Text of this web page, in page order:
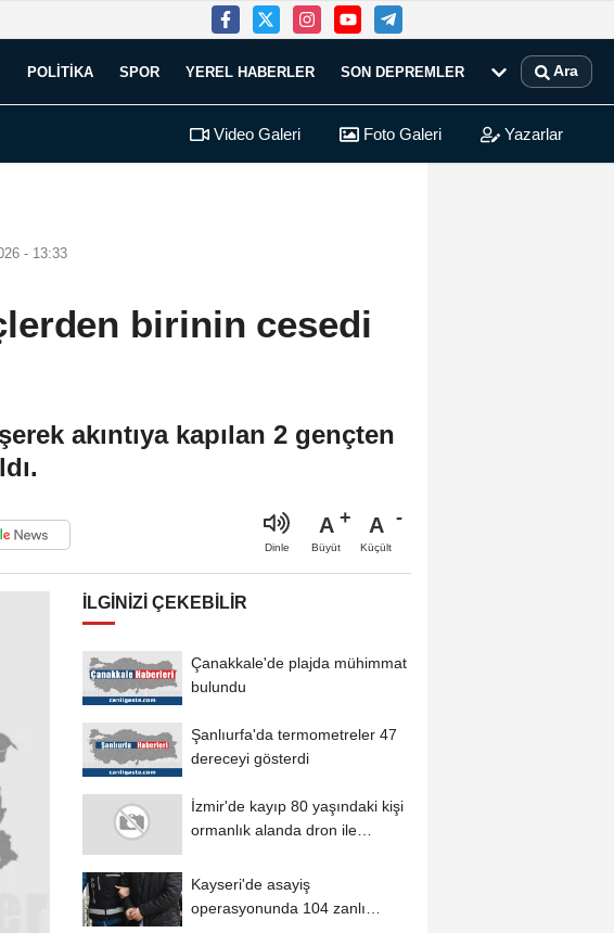
POLITIKA SPOR YEREL HABERLER SON DEPREMLER Ara
Video Galeri Foto Galeri Yazarlar
- 13:33
birinin cesedi
akıntıya kapılan 2 gençten
Dinle
A
Büyüt
A
Küçült
İLGINIZI ÇEKEBILIR
Çanakkale'de plajda mühimmat
bulundu
Şanlıurfa'da termometreler 47
dereceyi gösterdi
İzmir'de kayıp 80 yaşındaki kişi
ormanlık alanda dron ile
Kayseri'de asayiş
operasyonunda 104 zanlı